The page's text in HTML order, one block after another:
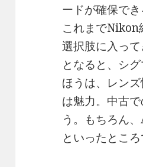
ードが確保で
これまでNikon
選択肢に入って
となると、シ
ほうは、レン
は魅力。中古
う。もちろん
といったとこ